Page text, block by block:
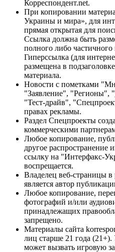
Корреспондент.net.
При копировании
Украины и мира», для
прямая открытая для
Ссылка должна быть
полного либо частичного
Гиперссылка (для
размещена в
материала.
Новости с пометками
"Заявление",
"Тест-драйв",
правах рекламы.
Раздел Спецпроекты
коммерческими
Любое копирование,
другое распространение
ссылку на "Интерфакс-
воспрещается.
Владелец веб-страницы в
является автор
Любое копирование,
фотографий и/или
принадлежащих
запрещено.
Материалы сайта
лиц старше 21 года (21+).
может вызвать игровую